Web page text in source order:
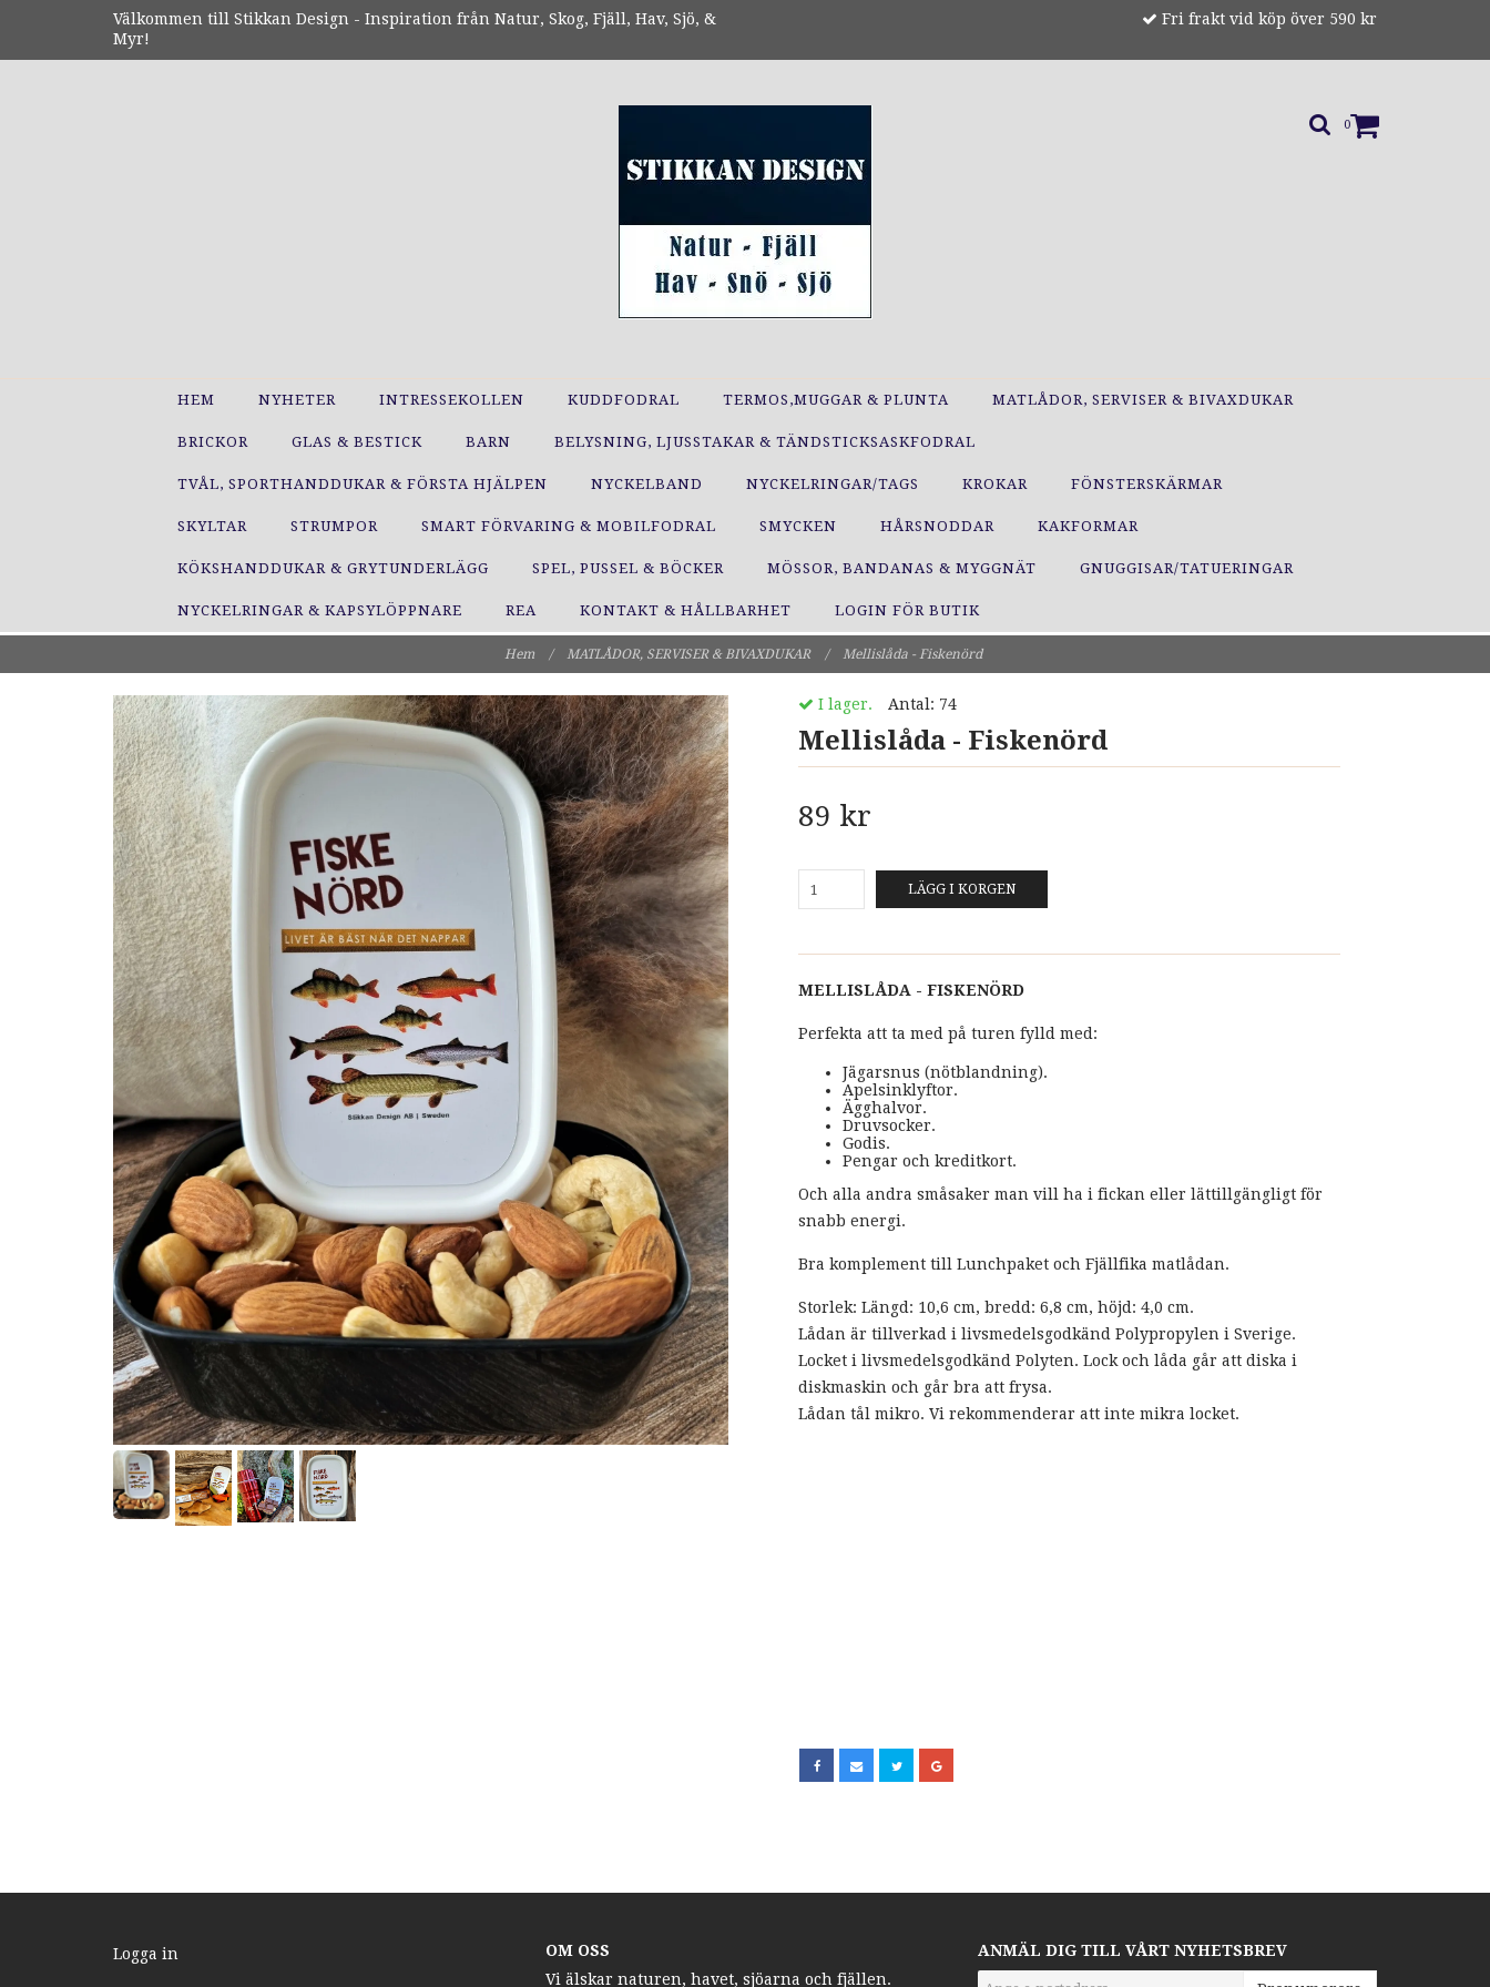
Välkommen till Stikkan Design - Inspiration från Natur, Skog, Fjäll, Hav, Sjö, &
Myr!
Fri frakt vid köp över 590 kr
0
HEM NYHETER INTRESSEKOLLEN KUDDFODRAL TERMOS,MUGGAR & PLUNTA MATLÅDOR, SERVISER & BIVAXDUKAR
BRICKOR GLAS & BESTICK BARN BELYSNING, LJUSSTAKAR & TÄNDSTICKSASKFODRAL
TVÅL, SPORTHANDDUKAR & FÖRSTA HJÄLPEN NYCKELBAND NYCKELRINGAR/TAGS KROKAR FÖNSTERSKÄRMAR
SKYLTAR STRUMPOR SMART FÖRVARING & MOBILFODRAL SMYCKEN HÅRSNODDAR KAKFORMAR
KÖKSHANDDUKAR & GRYTUNDERLÄGG SPEL, PUSSEL & BÖCKER MÖSSOR, BANDANAS & MYGGNÄT GNUGGISAR/TATUERINGAR
NYCKELRINGAR & KAPSYLÖPPNARE REA KONTAKT & HÅLLBARHET LOGIN FÖR BUTIK
Hem / MATLÅDOR, SERVISER & BIVAXDUKAR / Mellislåda - Fiskenörd
I lager. Antal: 74
Mellislåda - Fiskenörd
89 kr
LÄGG I KORGEN
MELLISLÅDA - FISKENÖRD
Perfekta att ta med på turen fylld med:
Jägarsnus (nötblandning).
Apelsinklyftor.
Ägghalvor.
Druvsocker.
Godis.
Pengar och kreditkort.
Och alla andra småsaker man vill ha i fickan eller lättillgängligt för
snabb energi.
Bra komplement till Lunchpaket och Fjällfika matlådan.
Storlek: Längd: 10,6 cm, bredd: 6,8 cm, höjd: 4,0 cm.
Lådan är tillverkad i livsmedelsgodkänd Polypropylen i Sverige.
Locket i livsmedelsgodkänd Polyten. Lock och låda går att diska i
diskmaskin och går bra att frysa.
Lådan tål mikro. Vi rekommenderar att inte mikra locket.
Logga in
OM OSS
Vi älskar naturen, havet, sjöarna och fjällen.
ANMÄL DIG TILL VÅRT NYHETSBREV